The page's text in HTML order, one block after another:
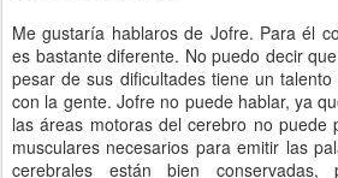
Me gustaría hablaros de Jofre. Para él
es bastante diferente. No puedo decir
pesar de sus dificultades tiene un talento
con la gente. Jofre no puede hablar, ya
las áreas motoras del cerebro no puede
musculares necesarios para emitir las
cerebrales están bien